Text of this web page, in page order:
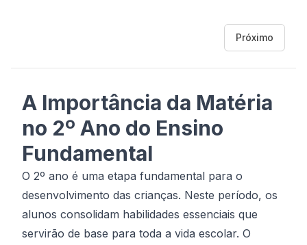
Próximo
A Importância da Matéria
no 2º Ano do Ensino
Fundamental
O 2º ano é uma etapa fundamental para o
desenvolvimento das crianças. Neste período, os
alunos consolidam habilidades essenciais que
servirão de base para toda a vida escolar. O